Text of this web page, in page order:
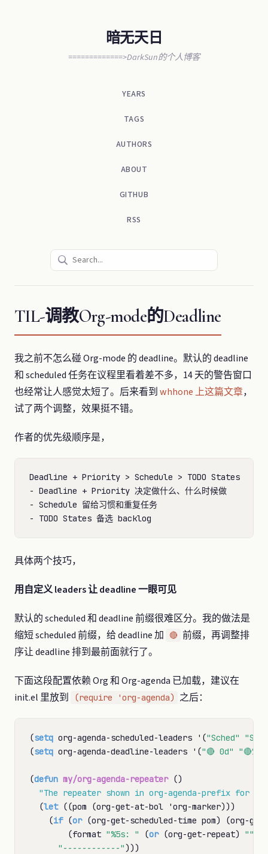
暗无天日
=============>DarkSun的个人博客
YEARS
TAGS
AUTHORS
ABOUT
GITHUB
RSS
TIL-调教Org-mode的Deadline
我之前不怎么碰 Org-mode 的 deadline。默认的 deadline
和 scheduled 任务在议程里看着差不多，14 天的警告窗口
也经常让人感觉太短了。后来看到whhone 上这篇文章，
试了两个调整，效果挺不错。
作者的优先级顺序是，
Deadline + Priority > Schedule > TODO States
- Deadline + Priority 决定做什么、什么时候做
- Schedule 留给习惯和重复任务
具体两个技巧，
用自定义 leaders 让 deadline 一眼可见
默认的 scheduled 和 deadline 前缀很难区分。我的做法是
缩短 scheduled 前缀，给 deadline 加
🔴 前缀，再调整排
序让 deadline 排到最前面就行了。
下面这段配置依赖 Org 和 Org-agenda 已加载，建议在
init.el 里放到
(require 'org-agenda) 之后：
(setq org-agenda-scheduled-leaders '("Sched"
(setq org-agenda-deadline-leaders '("🔴 0d"
(defun my/org-agenda-repeater ()
"The repeater shown in org-agenda-prefix for
  (
let ((pom (org-get-at-bol 'org-marker)))
    (
if (or (org-get-scheduled-time pom) (org-
        (format
"%5s: " (or (org-get-repeat) ""
"------------")))